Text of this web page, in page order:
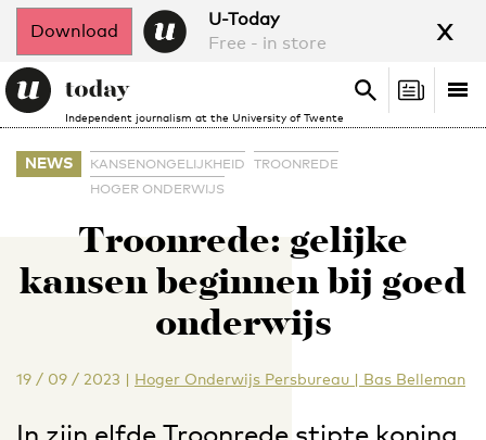
Download
U-Today
Free - in store
x
Independent journalism at the University of Twente
Search
Search
NEWS KANSENONGELIJKHEID
TROONREDE
HOGER ONDERWIJS
Troonrede: gelijke
kansen beginnen bij goed
onderwijs
19 / 09 / 2023 | Hoger Onderwijs Persbureau | Bas Belleman
In zijn elfde Troonrede stipte koning